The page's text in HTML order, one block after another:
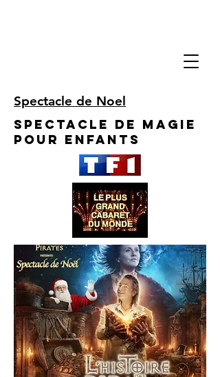
Spectacle de Noel
Spectacle de Magie
pour enfants